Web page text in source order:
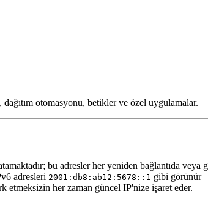
otomasyonu, betikler ve özel uygulamalar.
bu adresler her yeniden bağlantıda
adresleri 2001:db8:ab12:5678::1 gibi görünür
her zaman güncel IP'nize işaret eder.